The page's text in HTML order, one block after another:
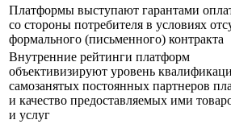
Платформы выступают гарантами
со стороны потребителя в условиях
формального (письменного) контракта
Внутренние рейтинги платформ
объективизируют уровень
самозанятых постоянных партнеров
и качество предоставляемых ими
и услуг